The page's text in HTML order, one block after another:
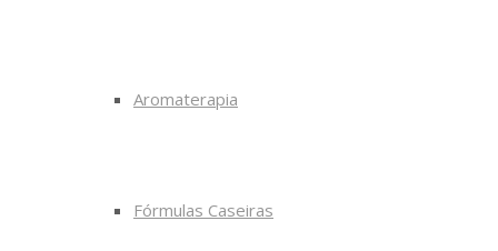
Aromaterapia
Fórmulas Caseiras